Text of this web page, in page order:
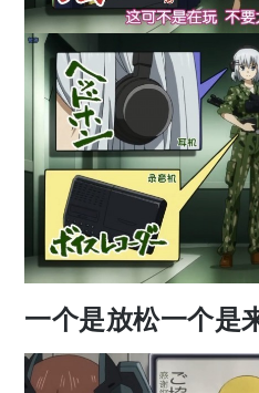
一个是放松一个是